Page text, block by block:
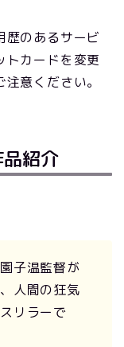
歴のあるサービ
トカードを変更
意ください。
紹介
子温監督が
人間の狂気
リラーで